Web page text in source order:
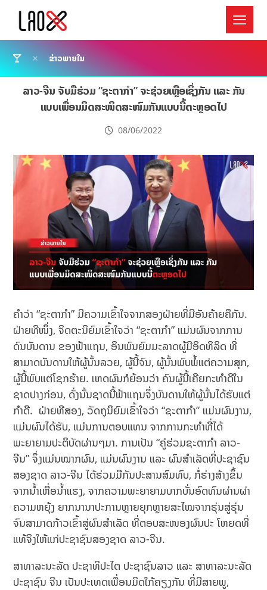
ຂ່າວພາຍໃນ
ລາວ-ຈີນ ຈັບມືຮ່ວມ “ຊະຕາກຳ” ຈະຊ່ວຍເຫຼືອເຊິ່ງກັນ ແລະ ກັນ
ແບບເພື່ອນມິດສະໜິດສະໜົມກັນແບບນີ້ຕະຫຼອດໄປ
08/06/2022
ຄໍາວ່າ “ຊະຕາກໍາ” ມີຄວາມເຂົ້າໃຈຈາກສອງຝ່າຍທີ່ມີອັນຄ້າຍຄືກັນ.
ຝ່າຍທີໜຶ່ງ, ຈິດຕະນິຍົມເຂົ້າໃຈວ່າ “ຊະຕາກໍາ” ແມ່ນຜົນຈາກການ
ດົນບັນດານ ຂອງຟ້າແຖນ, ອິນພົນຍົມມະລາດຜູ້ມີອິດທິລິດ ທີ່
ສາມາດບັນດານໃຫ້ຜູ້ນັ້ນລວຍ, ຜູ້ນີ້ຈົນ, ຜູ້ນັ້ນພົບພໍ້ແຕ່ຄວາມສຸກ,
ຜູ້ນີ້ພົບແຕ່ໂຊກຮ້າຍ. ເຫດຜົນກໍຍ້ອນວ່າ ຄົນຜູ້ນີ້ເຄີຍກະທໍາດີໃນ
ຊາດປາງກ່ອນ, ດັ່ງນັ້ນຊາດນີ້ຟ້າແຖນຈຶ່ງບັນດານໃຫ້ຜູ້ນັ້ນໄດ້ຮັບແຕ່
ກໍາດີ. ຝ່າຍທີສອງ, ວັດຖຸນິຍົມເຂົ້າໃຈວ່າ “ຊະຕາກໍາ” ແມ່ນຜົນງານ,
ແມ່ນຜົນໄດ້ຮັບ, ແມ່ນການຕອບແທນ ຈາກການກະທໍາທີ່ໄດ້
ພະຍາຍາມປະຕິບັດຜ່ານໆມາ. ການເປັນ “ຄູ່ຮ່ວມຊະຕາກໍາ ລາວ-
ຈີນ” ຈຶ່ງແມ່ນໝາກຜົນ, ແມ່ນຜົນງານ ແລະ ຜົນສໍາເລັດທີ່ປະຊາຊົນ
ສອງຊາດ ລາວ-ຈີນ ໄດ້ຮ່ວມມືກັນປະສານສົມທົບ, ກໍ່ຮ່າງສ້າງຂຶ້ນ
ຈາກນໍ້າເຫື່ອນໍ້າແຮງ, ຈາກຄວາມພະຍາຍາມບາກບັ່ນອົດທົນຜ່ານຜ່າ
ຄວາມຫຍຸ້ງ ຍາກນານາປະການຫຼາຍຍຸກຫຼາຍສະໄໝຈາກຮຸ່ນສູ່ຮຸ່ນ
ຈົນສາມາດກ້າວເຂົ້າສູ່ຜົນສໍາເລັດ ທີ່ຕອບສະໜອງຜົນປະ ໂຫຍດທີ່
ແທ້ຈິງໃຫ້ແກ່ປະຊາຊົນສອງຊາດ ລາວ-ຈີນ.
ສາທາລະນະລັດ ປະຊາທິປະໄຕ ປະຊາຊົນລາວ ແລະ ສາທາລະນະລັດ
ປະຊາຊົນ ຈີນ ເປັນປະເທດເພື່ອນມິດໃກ້ຄຽງກັນ ທີ່ມີສາຍພູ,